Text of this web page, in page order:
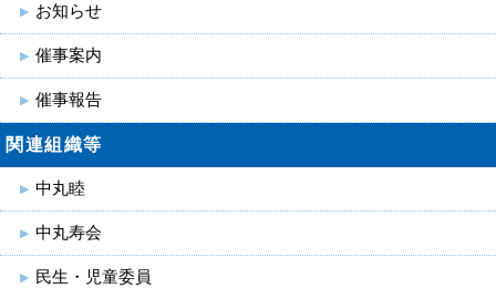
お知らせ
催事案内
催事報告
関連組織等
中丸睦
中丸寿会
民生・児童委員